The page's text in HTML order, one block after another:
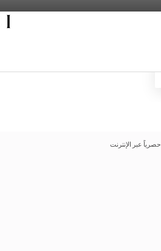
حصرياً عبر الإنترنت